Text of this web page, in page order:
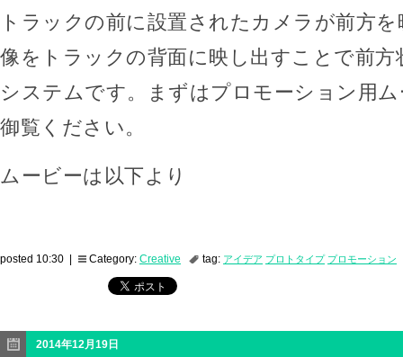
トラックの前に設置されたカメラが前方
像をトラックの背面に映し出すことで前方
システムです。まずはプロモーション用
御覧ください。
ムービーは以下より
posted 10:30 | Category: Creative tag: アイデア プロトタイプ プロモーション
2014年12月19日